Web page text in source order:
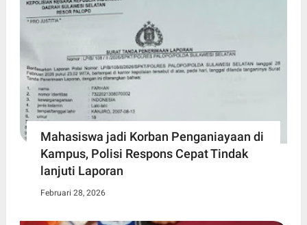
Mahasiswa jadi Korban Penganiayaan di
Kampus, Polisi Respons Cepat Tindak
lanjuti Laporan
Februari 28, 2026